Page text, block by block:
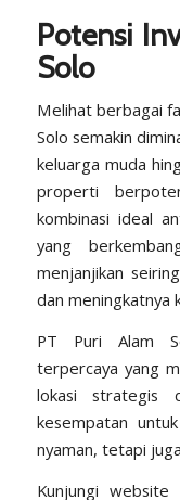
Potensi
Solo
Melihat berbagai
Solo semakin
keluarga muda
properti
kombinasi ideal
yang
menjanjikan
dan meningkatnya
PT Puri Alam
terpercaya yang
lokasi strategis
kesempatan
nyaman, tetapi
Kunjungi website